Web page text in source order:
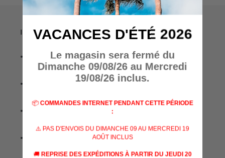
Informations
• A propos de nous
• Nos marques
• Nos spécialisations
• Nos services
VACANCES D'ÉTÉ 2026
Le magasin sera fermé du
Dimanche 09/08/26 au Mercredi
19/08/26 inclus.
📦 COMMANDES INTERNET PENDANT CETTE PÉRIODE
:
⚠️ PAS D'ENVOIS DU DIMANCHE 09 AU MERCREDI 19
AOÛT INCLUS
🚚 REPRISE DES EXPÉDITIONS À PARTIR DU JEUDI 20